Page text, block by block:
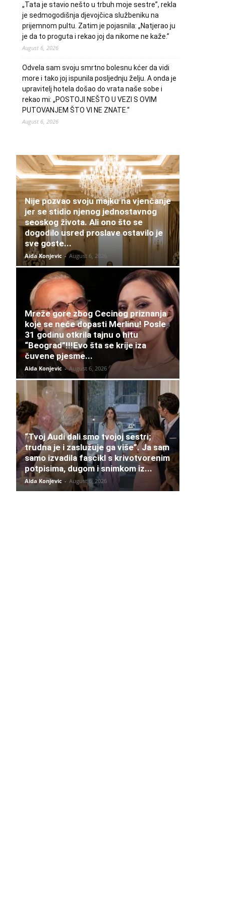
„Tata je stavio nešto u trbuh moje sestre”, rekla
je sedmogodišnja djevojčica službeniku na
prijemnom pultu. Zatim je pojasnila: „Natjerao ju
je da to proguta i rekao joj da nikome ne kaže.”
August 6, 2026
Odvela sam svoju smrtno bolesnu kćer da vidi
more i tako joj ispunila posljednju želju. A onda je
upravitelj hotela došao do vrata naše sobe i
rekao mi: „POSTOJI NEŠTO U VEZI S OVIM
PUTOVANJEM ŠTO VI NE ZNATE.“
August 6, 2026
Nije pozvao svoju majku na vjenčanje
jer se stidio njenog jednostavnog
seoskog života. Ali ono što se
dogodilo usred proslave ostavilo je
sve goste...
Aida Konjevic - August 6, 2026
Mreže gore zbog Cecinog priznanja
koje se neće dopasti Merlinu! Posle
31 godinu otkrila tajnu o hitu
“Beograd”!!!Evo šta se krije iza
čuvene pjesme...
Aida Konjevic - August 6, 2026
“Tvoj Audi dali smo tvojoj sestri;
trudna je i zaslužuje ga više”. Ja sam
samo izvadila fascikl s krivotvorenim
potpisima, dugom i snimkom iz...
Aida Konjevic - August 6, 2026